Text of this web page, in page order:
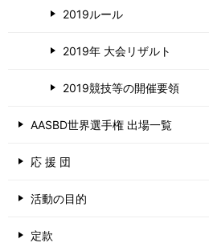
2019ルール
2019年 大会リザルト
2019競技等の開催要領
AASBD世界選手権 出場一覧
応 援 団
活動の目的
定款